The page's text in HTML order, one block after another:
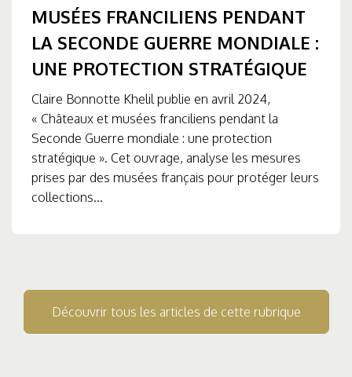
MUSÉES FRANCILIENS PENDANT
LA SECONDE GUERRE MONDIALE :
UNE PROTECTION STRATÉGIQUE
Claire Bonnotte Khelil publie en avril 2024,
« Châteaux et musées franciliens pendant la
Seconde Guerre mondiale : une protection
stratégique ». Cet ouvrage, analyse les mesures
prises par des musées français pour protéger leurs
collections...
Découvrir tous les articles de cette rubrique